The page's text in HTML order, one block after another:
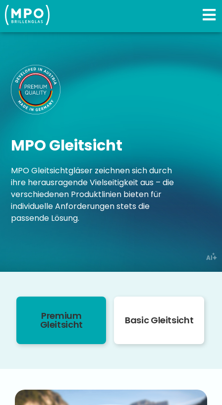
MPO Gleitsicht​
MPO Gleitsichtgläser zeichnen sich durch
ihre herausragende Vielseitigkeit aus – die
verschiedenen Produktlinien bieten für
individuelle Anforderungen stets die
passende Lösung.
Premium
Gleitsicht Basic Gleitsicht